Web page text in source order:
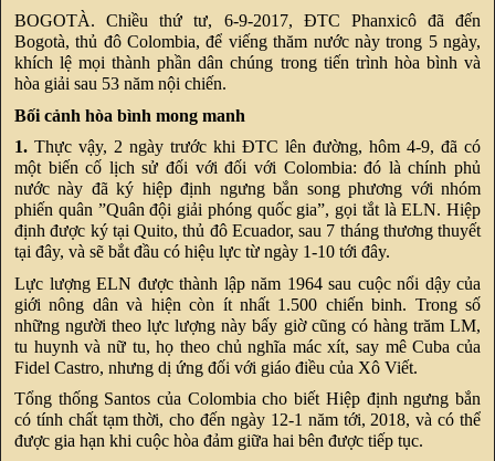
BOGOTÀ. Chiều thứ tư, 6-9-2017, ĐTC Phanxicô đã đến
Bogotà, thủ đô Colombia, để viếng thăm nước này trong 5 ngày,
khích lệ mọi thành phần dân chúng trong tiến trình hòa bình và
hòa giải sau 53 năm nội chiến.
Bối cảnh hòa bình mong manh
1. Thực vậy, 2 ngày trước khi ĐTC lên đường, hôm 4-9, đã có
một biến cố lịch sử đối với đối với Colombia: đó là chính phủ
nước này đã ký hiệp định ngưng bắn song phương với nhóm
phiến quân ”Quân đội giải phóng quốc gia”, gọi tắt là ELN. Hiệp
định được ký tại Quito, thủ đô Ecuador, sau 7 tháng thương thuyết
tại đây, và sẽ bắt đầu có hiệu lực từ ngày 1-10 tới đây.
Lực lượng ELN được thành lập năm 1964 sau cuộc nổi dậy của
giới nông dân và hiện còn ít nhất 1.500 chiến binh. Trong số
những người theo lực lượng này bấy giờ cũng có hàng trăm LM,
tu huynh và nữ tu, họ theo chủ nghĩa mác xít, say mê Cuba của
Fidel Castro, nhưng dị ứng đối với giáo điều của Xô Viết.
Tổng thống Santos của Colombia cho biết Hiệp định ngưng bắn
có tính chất tạm thời, cho đến ngày 12-1 năm tới, 2018, và có thể
được gia hạn khi cuộc hòa đảm giữa hai bên được tiếp tục.